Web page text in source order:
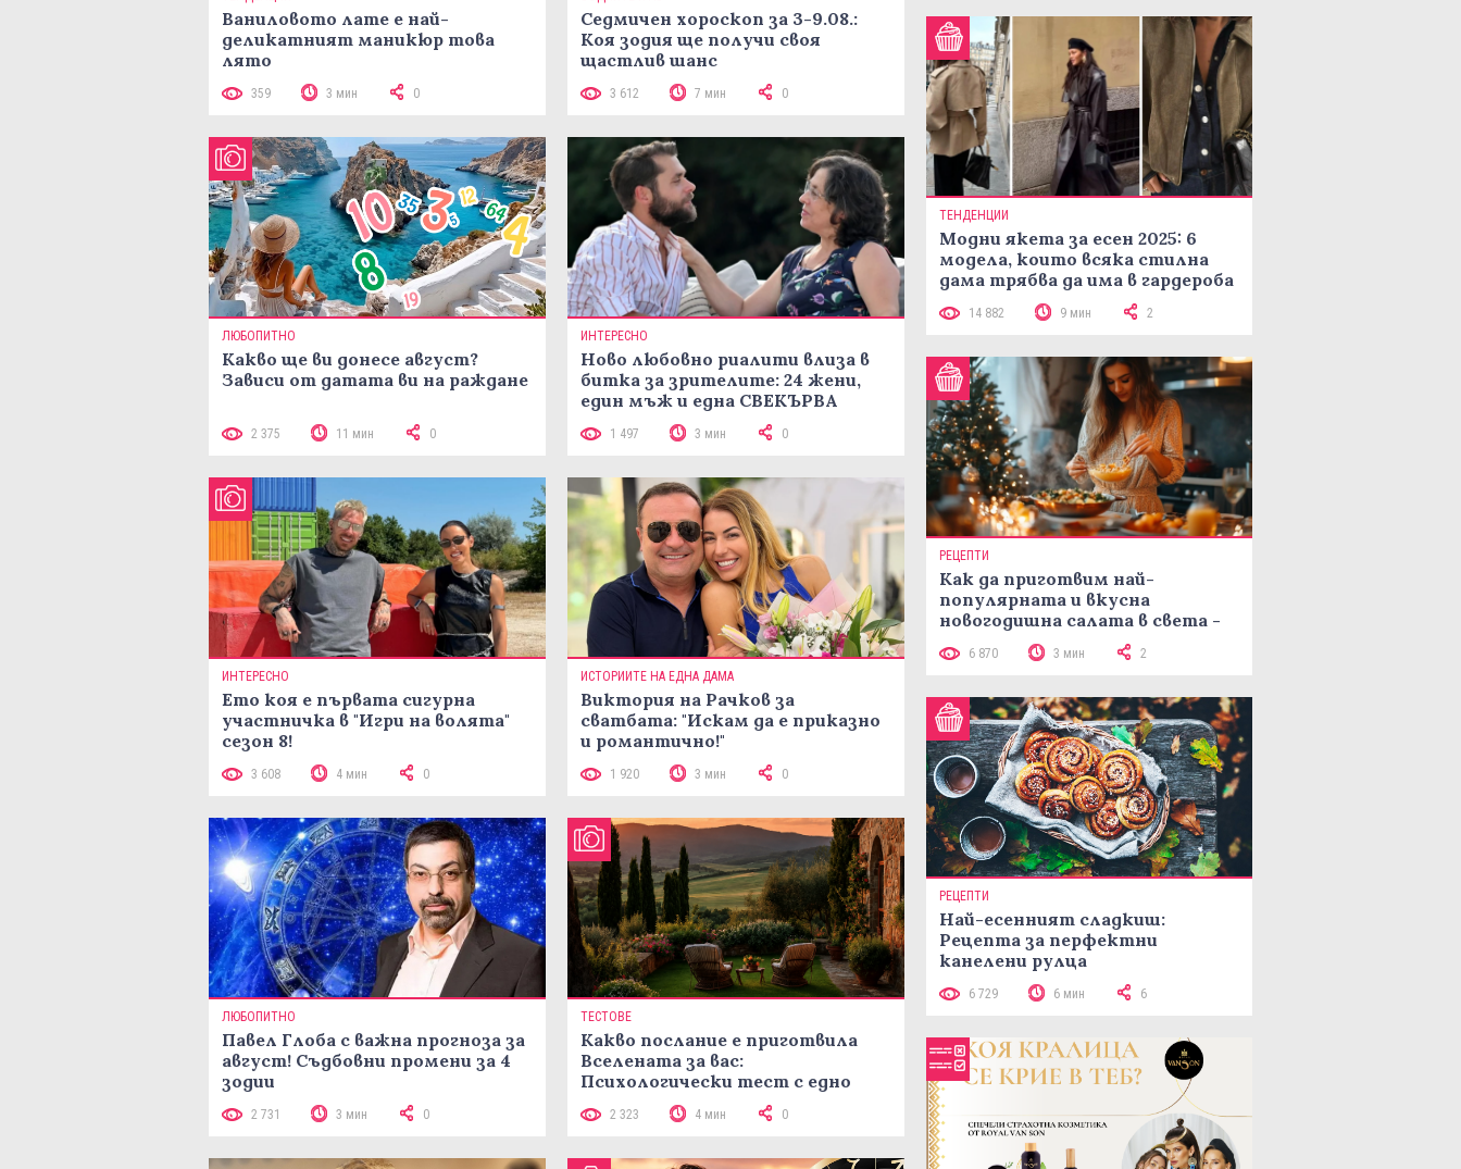
Ваниловото лате е най-
деликатният маникюр това
лято
359 3 мин 0
Седмичен хороскоп за 3-9.08.:
Коя зодия ще получи своя
щастлив шанс
3 612 7 мин 0
ЛЮБОПИТНО
Какво ще ви донесе август?
Зависи от датата ви на ражданe
2 375 11 мин 0
ИНТЕРЕСНО
Ново любовно риалити влиза в
битка за зрителите: 24 жени,
един мъж и една СВЕКЪРВА
1 497 3 мин 0
ИНТЕРЕСНО
Ето коя е първата сигурна
участничка в "Игри на волята"
сезон 8!
3 608 4 мин 0
ИСТОРИИТЕ НА ЕДНА ДАМА
Виктория на Рачков за
сватбата: "Искам да е приказно
и романтично!"
1 920 3 мин 0
ЛЮБОПИТНО
Павел Глоба с важна прогноза за
август! Съдбовни промени за 4
зодии
2 731 3 мин 0
ТЕСТОВЕ
Какво послание е приготвила
Вселената за вас:
Психологически тест с едно
2 323 4 мин 0
ТЕНДЕНЦИИ
Модни якета за есен 2025: 6
модела, които всяка стилна
дама трябва да има в гардероба
14 882 9 мин 2
РЕЦЕПТИ
Как да приготвим най-
популярната и вкусна
новогодишна салата в света -
рецепта Мимоза
6 870 3 мин 2
РЕЦЕПТИ
Най-есенният сладкиш:
Рецепта за перфектни
канелени рулца
6 729 6 мин 6